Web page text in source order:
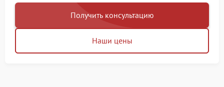
Получить консультацию
Наши цены